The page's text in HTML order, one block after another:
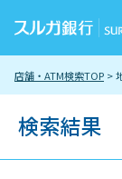
店舗・ATM検索TOP >
検索結果